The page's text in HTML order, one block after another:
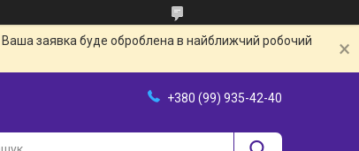
Ваша заявка буде оброблена в найближчий робочий
+380 (99) 935-42-40